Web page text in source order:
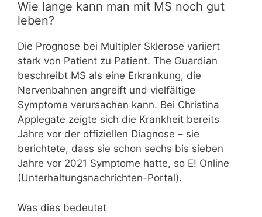
Wie lange kann man mit MS noch gut
leben?
Die Prognose bei Multipler Sklerose variiert
stark von Patient zu Patient. The Guardian
beschreibt MS als eine Erkrankung, die
Nervenbahnen angreift und vielfältige
Symptome verursachen kann. Bei Christina
Applegate zeigte sich die Krankheit bereits
Jahre vor der offiziellen Diagnose – sie
berichtete, dass sie schon sechs bis sieben
Jahre vor 2021 Symptome hatte, so E! Online
(Unterhaltungsnachrichten-Portal).
Was dies bedeutet